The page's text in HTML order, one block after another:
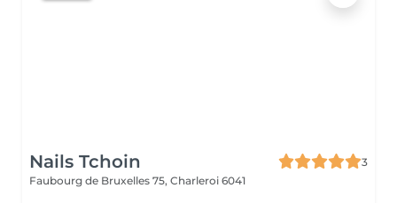
Nails Tchoin
3
Faubourg de Bruxelles 75, Charleroi 6041